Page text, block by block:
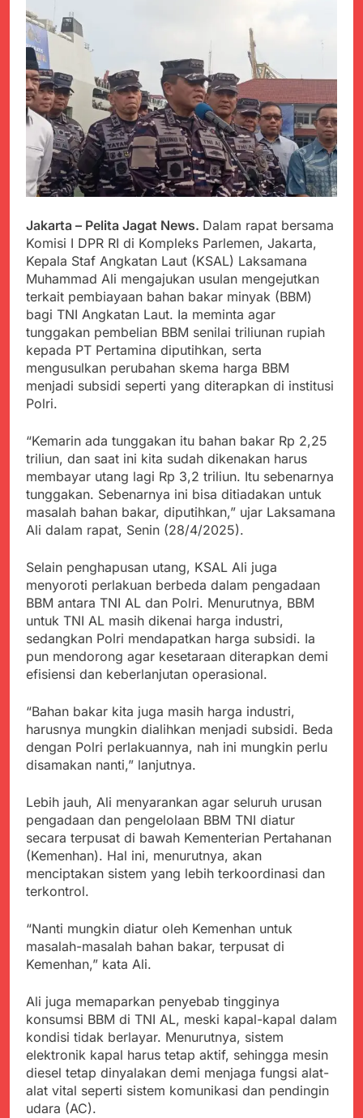
PENYELENGGARAAN
SANGAT BAIK
Terungkap Dalang
Pemasok BHP Alkes ke
Puskesmas-
Puskesmas se-
kabupaten Sukabumi
selama 7 Tahun.
Juli 22, 2024
Warga Tersenyum
Bahagia Saat Satgas
Yonif 310/KK Bagikan
Puluhan Pakaian
Juli 22, 2024
Diduga Kadinkes Kab.
Sukabumi terlibat
dalam pengadaan obat
akan kadaluarsa di
Juli 22, 2024
Menkes diharap sidak
Puskesmas di Kab.
Sukabumi terkait
Dugaan beredar nya
Obat obatan Kadaluarsa
Juli 21, 2024
Polres Sumenep
Ungkap Kasus
Pencabulan Terhadap
Anak
Juli 21, 2024
Kisruh terkait Dugaan
Puskesmas beli obat
akan Kadaluarsa,Ketua
Komisi 4 DPRD
Kabupaten Sukabumi
Angkat Bicara
Juli 21, 2024
Perindah Gereja,
Satgas Yonif 310/KK
Lakukan Pengecatan
Juli 21, 2024
Dugaan pembelian obat
yang akan Kadaluarsa
oleh Puskesmas
Juli 21, 2024
Diduga Pembelian Obat
oleh Puskesmas di
Kab. Sukabumi yang
akan Kadaluarsa.
Juli 20, 2024
Tunjukan
Perhatiannya, Satgas
Bantuan Duka Cita
Polda Jabar Beberkan
Perkembangan
Terbaru Kasus Dago
Elos
Juli 20, 2024
Kejaksaan Negeri Kab
Sukabumi didesak usut
Tuntas Dugaan
penyelewengan
Juli 19, 2024
Diduga Kuat
Sukabumi
menyalahgunakan
Anggaran Thn 2023.
Juli 19, 2024
Sambut Tahun Ajaran
Baru, Satgas Yonif
310/KK Ajak Pelajar
Sekolah
Juli 19, 2024
2023 Kab.Sukabumi
Sebesar Rp 31 Miliar
Juli 16, 2024
Jaga Keamanan
Lingkungan Sekolah,
Aiptu Sujarwo Beri
Agustus 10, 2026
Ingatkan Pentingnya
Verifikasi Isu Dugaan
terhadap Kepala KUA
Agustus 8, 2026
Aksi Humanis Polri:
Kursi Roda, Warga Haru
dan Bersyukur
Data Ganda Capai 6
Juta, BGN Benahi Basis
Penerima Program
Makan Bergizi Gratis
Agustus 6, 2026
Zulhas Pastikan SPPG
di Wilayah 3T Tuntas
Pekan Ini, Integrasi
Data MBG Hampir
Agustus 6, 2026
Jakarta – Pelita Jagat News. Dalam rapat bersama
Komisi I DPR RI di Kompleks Parlemen, Jakarta,
Kepala Staf Angkatan Laut (KSAL) Laksamana
Muhammad Ali mengajukan usulan mengejutkan
terkait pembiayaan bahan bakar minyak (BBM)
bagi TNI Angkatan Laut. Ia meminta agar
tunggakan pembelian BBM senilai triliunan rupiah
kepada PT Pertamina diputihkan, serta
mengusulkan perubahan skema harga BBM
menjadi subsidi seperti yang diterapkan di institusi
Polri.
“Kemarin ada tunggakan itu bahan bakar Rp 2,25
triliun, dan saat ini kita sudah dikenakan harus
membayar utang lagi Rp 3,2 triliun. Itu sebenarnya
tunggakan. Sebenarnya ini bisa ditiadakan untuk
masalah bahan bakar, diputihkan,” ujar Laksamana
Ali dalam rapat, Senin (28/4/2025).
Selain penghapusan utang, KSAL Ali juga
menyoroti perlakuan berbeda dalam pengadaan
BBM antara TNI AL dan Polri. Menurutnya, BBM
untuk TNI AL masih dikenai harga industri,
sedangkan Polri mendapatkan harga subsidi. Ia
pun mendorong agar kesetaraan diterapkan demi
efisiensi dan keberlanjutan operasional.
“Bahan bakar kita juga masih harga industri,
harusnya mungkin dialihkan menjadi subsidi. Beda
dengan Polri perlakuannya, nah ini mungkin perlu
disamakan nanti,” lanjutnya.
Lebih jauh, Ali menyarankan agar seluruh urusan
pengadaan dan pengelolaan BBM TNI diatur
secara terpusat di bawah Kementerian Pertahanan
(Kemenhan). Hal ini, menurutnya, akan
menciptakan sistem yang lebih terkoordinasi dan
terkontrol.
“Nanti mungkin diatur oleh Kemenhan untuk
masalah-masalah bahan bakar, terpusat di
Kemenhan,” kata Ali.
Ali juga memaparkan penyebab tingginya
konsumsi BBM di TNI AL, meski kapal-kapal dalam
kondisi tidak berlayar. Menurutnya, sistem
elektronik kapal harus tetap aktif, sehingga mesin
diesel tetap dinyalakan demi menjaga fungsi alat-
alat vital seperti sistem komunikasi dan pendingin
udara (AC).